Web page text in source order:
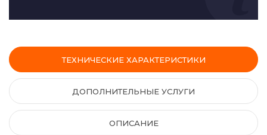
ТЕХНИЧЕСКИЕ ХАРАКТЕРИСТИКИ
ДОПОЛНИТЕЛЬНЫЕ УСЛУГИ
ОПИСАНИЕ